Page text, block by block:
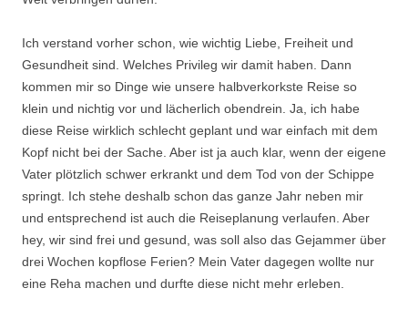
Ich verstand vorher schon, wie wichtig Liebe, Freiheit und
Gesundheit sind. Welches Privileg wir damit haben. Dann
kommen mir so Dinge wie unsere halbverkorkste Reise so
klein und nichtig vor und lächerlich obendrein. Ja, ich habe
diese Reise wirklich schlecht geplant und war einfach mit dem
Kopf nicht bei der Sache. Aber ist ja auch klar, wenn der eigene
Vater plötzlich schwer erkrankt und dem Tod von der Schippe
springt. Ich stehe deshalb schon das ganze Jahr neben mir
und entsprechend ist auch die Reiseplanung verlaufen. Aber
hey, wir sind frei und gesund, was soll also das Gejammer über
drei Wochen kopflose Ferien? Mein Vater dagegen wollte nur
eine Reha machen und durfte diese nicht mehr erleben.